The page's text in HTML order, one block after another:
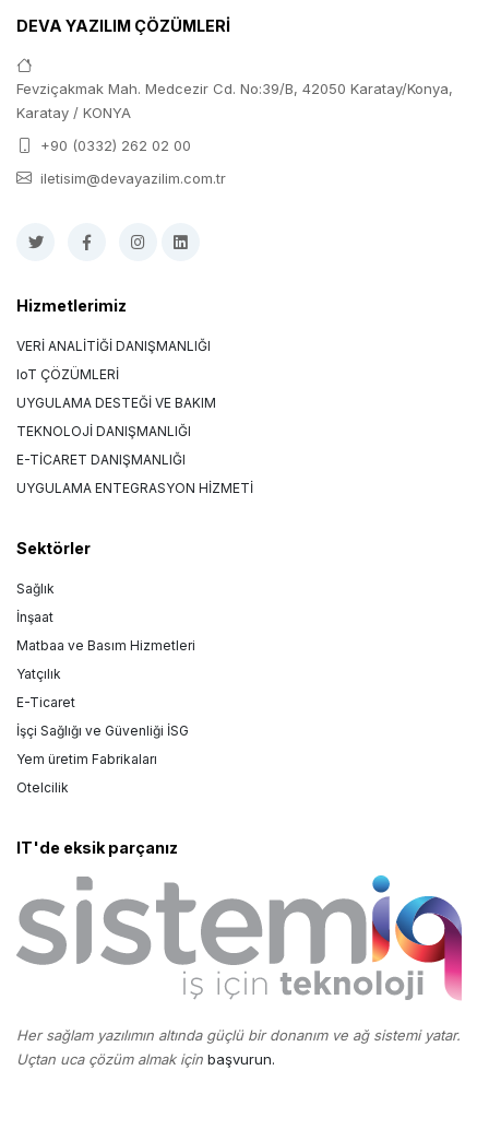
DEVA YAZILIM ÇÖZÜMLERİ
Fevziçakmak Mah. Medcezir Cd. No:39/B, 42050 Karatay/Konya,
Karatay / KONYA
+90 (0332) 262 02 00
iletisim@devayazilim.com.tr
Hizmetlerimiz
VERİ ANALİTİĞİ DANIŞMANLIĞI
IoT ÇÖZÜMLERİ
UYGULAMA DESTEĞİ VE BAKIM
TEKNOLOJİ DANIŞMANLIĞI
E-TİCARET DANIŞMANLIĞI
UYGULAMA ENTEGRASYON HİZMETİ
Sektörler
Sağlık
İnşaat
Matbaa ve Basım Hizmetleri
Yatçılık
E-Ticaret
İşçi Sağlığı ve Güvenliği İSG
Yem üretim Fabrikaları
Otelcilik
IT'de eksik parçanız
Her sağlam yazılımın altında güçlü bir donanım ve ağ sistemi yatar.
Uçtan uca çözüm almak için başvurun.